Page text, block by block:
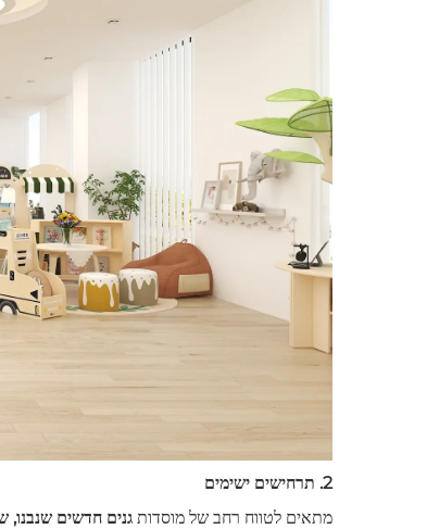
2. תרחישים ישימים
מתאים לטווח רחב של מוסדות גנים חדשים שנבנו,